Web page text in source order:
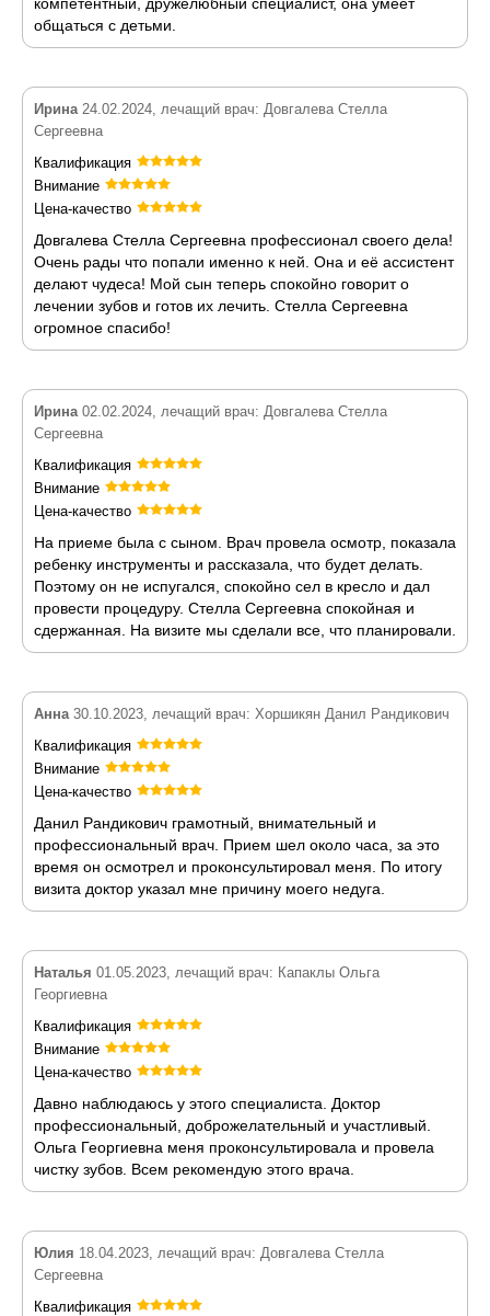
общаться с детьми.
Ирина24.02.2024, лечащий врач: Довгалева Стелла
Сергеевна
Квалификация
Внимание
Цена-качество
Довгалева Стелла Сергеевна профессионал своего дела!
Очень рады что попали именно к ней. Она и её ассистент
делают чудеса! Мой сын теперь спокойно говорит о
лечении зубов и готов их лечить. Стелла Сергеевна
огромное спасибо!
Ирина02.02.2024, лечащий врач: Довгалева Стелла
Сергеевна
Квалификация
Внимание
Цена-качество
На приеме была с сыном. Врач провела осмотр, показала
ребенку инструменты и рассказала, что будет делать.
Поэтому он не испугался, спокойно сел в кресло и дал
провести процедуру. Стелла Сергеевна спокойная и
сдержанная. На визите мы сделали все, что планировали.
Анна30.10.2023, лечащий врач: Хоршикян Данил Рандикович
Квалификация
Внимание
Цена-качество
Данил Рандикович грамотный, внимательный и
профессиональный врач. Прием шел около часа, за это
время он осмотрел и проконсультировал меня. По итогу
визита доктор указал мне причину моего недуга.
Наталья 01.05.2023, лечащий врач: Капаклы Ольга
Георгиевна
Квалификация
Внимание
Цена-качество
Давно наблюдаюсь у этого специалиста. Доктор
профессиональный, доброжелательный и участливый.
Ольга Георгиевна меня проконсультировала и провела
чистку зубов. Всем рекомендую этого врача.
Юлия 18.04.2023, лечащий врач: Довгалева Стелла
Сергеевна
Квалификация